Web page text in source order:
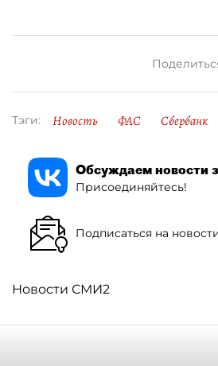
Тэги: Новость ФАС Сбербанк
Обсуждаем новости
Присоединяйтесь!
Подписаться на
Новости СМИ2